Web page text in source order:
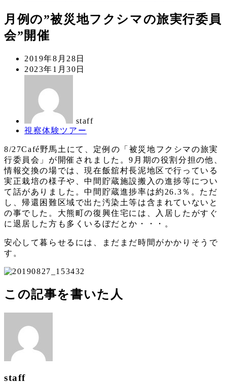
月例の”被災地フクシマの旅実行委員
会”開催
投
稿
2019年8月28日
更
2023年1月30日
staff
カ
ゴ
リ
ー
視察体験ツアー
8/27Café野馬土にて、定例の「被災地フクシマの旅実
行委員会」が開催されました。9月期の役割分担の他、
情報交換の場では、現在飯舘村長泥地区で行っている
実正栽培の様子や、中間貯蔵施設搬入の進捗等につい
て話がありました。中間貯蔵進捗率は約26.3％。ただ
し、帰還困難区域で出た汚染土等は含まれていないと
の事でした。大熊町の復興住宅には、入居したがすぐ
に退居した方も多くいるぼだとか・・・。
安心して暮らせるには、まだまだ時間がかかりそうで
す。
この記事を書いた人
staff